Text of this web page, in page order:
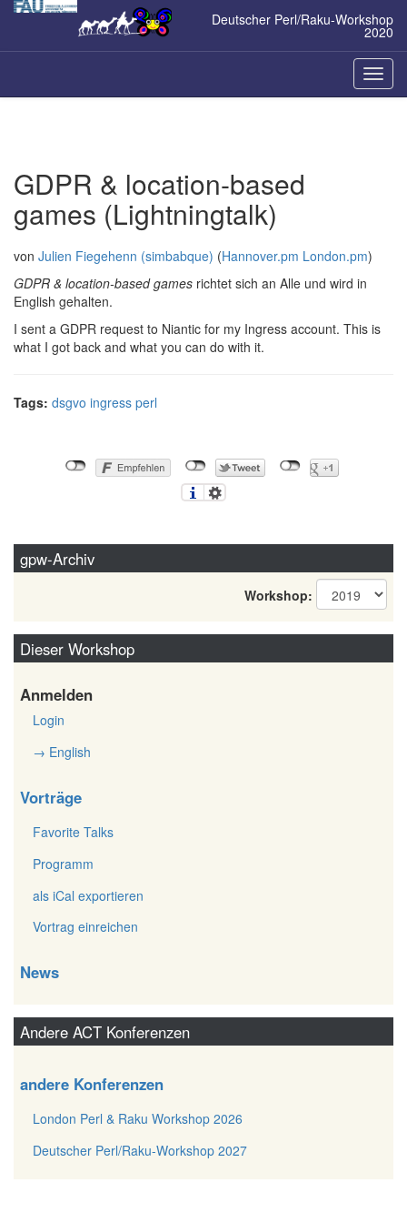
Zum
Deutscher Perl/Raku-Workshop
2020
ein-/
GDPR & location-based
games (Lightningtalk)
von Julien Fiegehenn (‎simbabque‎) (Hannover.pm London.pm)
GDPR & location-based games richtet sich an Alle und wird in
English gehalten.
I sent a GDPR request to Niantic for my Ingress account. This is
what I got back and what you can do with it.
Tags: dsgvo ingress perl
gpw-Archiv
Workshop:
Dieser Workshop
Anmelden
Login
→ English
Vorträge
Favorite Talks
Programm
als iCal exportieren
Vortrag einreichen
News
Andere ACT Konferenzen
andere Konferenzen
London Perl & Raku Workshop 2026
Deutscher Perl/Raku-Workshop 2027